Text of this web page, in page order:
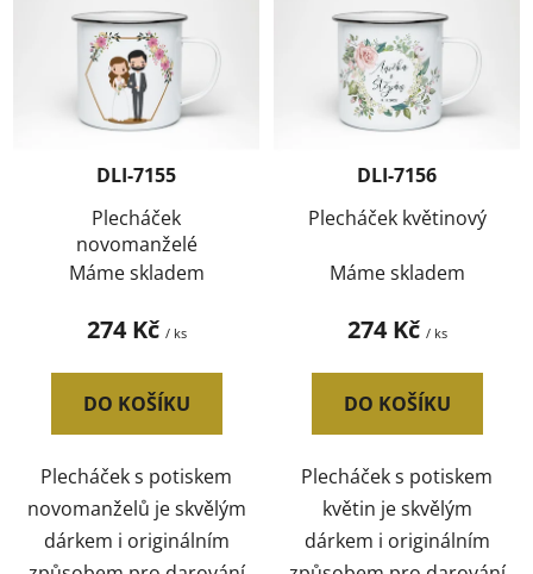
DLI-7155
Plecháček
novomanželé
Máme skladem
274 Kč / ks
DO KOŠÍKU
Plecháček s potiskem
novomanželů je skvělým
dárkem i originálním
DLI-7156
Plecháček květinový
Máme skladem
274 Kč / ks
DO KOŠÍKU
Plecháček s potiskem
květin je skvělým
dárkem i originálním